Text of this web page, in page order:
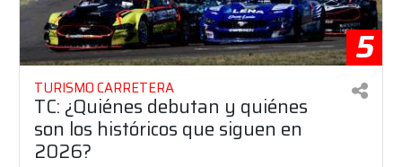
5
TURISMO CARRETERA
TC: ¿Quiénes debutan y quiénes
son los históricos que siguen en
2026?